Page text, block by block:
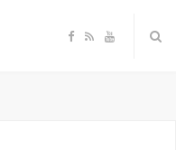
F R Y